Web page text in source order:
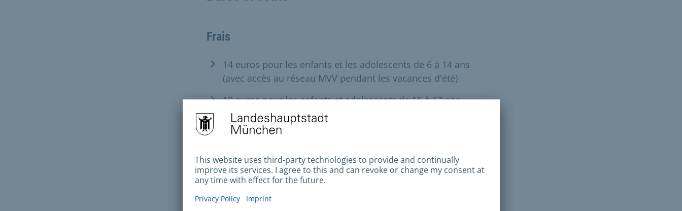
Frais
14 euros pour les enfants et les adolescents de 6 à 14 ans
(avec accès au réseau MVV pendant les vacances d'été)
10 euros pour les enfants et adolescents de 15 à 17 ans
(sans accès au réseau MVV pendant les vacances d'été)
gratuit grâce à l'association SZ Gute Werke.
Vous trouverez de plus amples informations à ce sujet dans
les centres sociaux municipaux. Vous pouvez